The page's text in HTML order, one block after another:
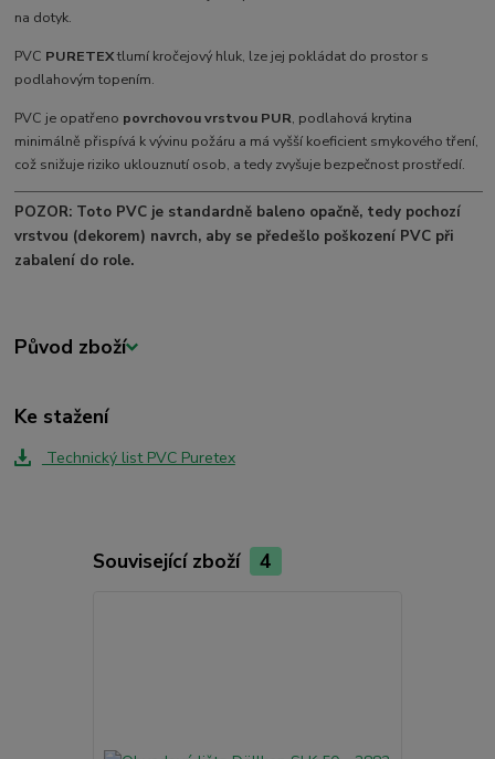
na dotyk.
PVC PURETEXtlumí kročejový hluk, lze jej pokládat do prostor s
podlahovým topením.
PVC je opatřeno povrchovou vrstvou PUR, podlahová krytina
minimálně přispívá k vývinu požáru a má vyšší koeficient smykového tření,
což snižuje riziko uklouznutí osob, a tedy zvyšuje bezpečnost prostředí.
POZOR: Toto PVC je standardně baleno opačně, tedy pochozí
vrstvou (dekorem) navrch, aby se předešlo poškození PVC při
zabalení do role.
Původ zboží
Ke stažení
Technický list PVC Puretex
Související zboží 4